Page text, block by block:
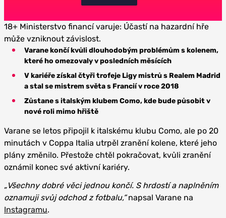
18+ Ministerstvo financí varuje: Účastí na hazardní hře
může vzniknout závislost.
Varane končí kvůli dlouhodobým problémům s kolenem,
které ho omezovaly v posledních měsících
V kariéře získal čtyři trofeje Ligy mistrů s Realem Madrid
a stal se mistrem světa s Francií v roce 2018
Zůstane s italským klubem Como, kde bude působit v
nové roli mimo hřiště
Varane se letos připojil k italskému klubu Como, ale po 20
minutách v Coppa Italia utrpěl zranění kolene, které jeho
plány změnilo. Přestože chtěl pokračovat, kvůli zranění
oznámil konec své aktivní kariéry.
„Všechny dobré věci jednou končí. S hrdostí a naplněním
oznamuji svůj odchod z fotbalu,“napsal Varane na
Instagramu.